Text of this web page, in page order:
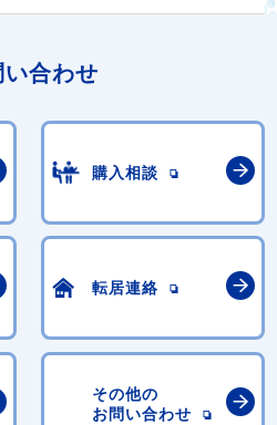
い合わせ
購入相談
転居連絡
その他の
お問い合わせ